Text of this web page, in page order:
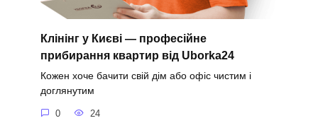
Клінінг у Києві — професійне
прибирання квартир від Uborka24
Кожен хоче бачити свій дім або офіс чистим і
доглянутим
0 24